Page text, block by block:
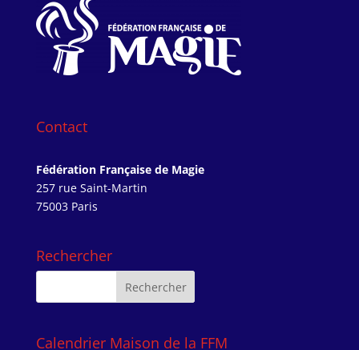
Contact
Fédération Française de Magie
257 rue Saint-Martin
75003 Paris
Rechercher
Calendrier Maison de la FFM